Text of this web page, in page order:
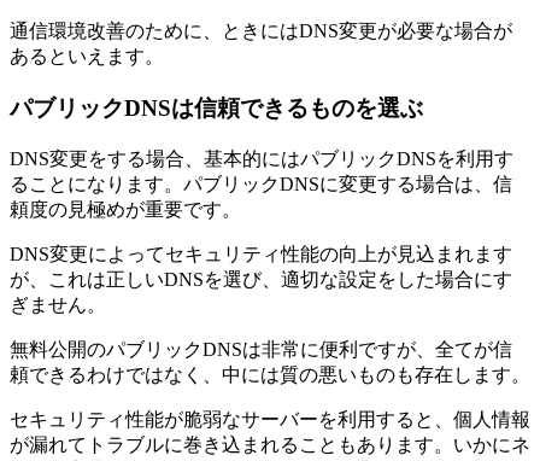
通信環境改善のために、ときにはDNS変更が必要な場合が
あるといえます。
パブリックDNSは信頼できるものを選ぶ
DNS変更をする場合、基本的にはパブリックDNSを利用す
ることになります。パブリックDNSに変更する場合は、信
頼度の見極めが重要です。
DNS変更によってセキュリティ性能の向上が見込まれます
が、これは正しいDNSを選び、適切な設定をした場合にす
ぎません。
無料公開のパブリックDNSは非常に便利ですが、全てが信
頼できるわけではなく、中には質の悪いものも存在します。
セキュリティ性能が脆弱なサーバーを利用すると、個人情報
が漏れてトラブルに巻き込まれることもあります。いかにネ